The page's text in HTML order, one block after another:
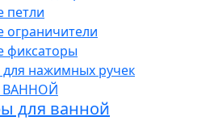
петли
ограничители
фиксаторы
для нажимных ручек
ВАННОЙ
для ванной